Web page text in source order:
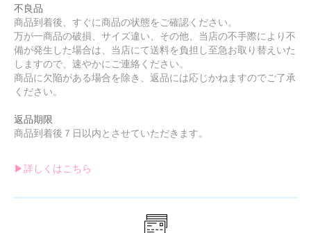
不良品
商品到着後、すぐに商品の状態をご確認ください。
万が一商品の破損、サイズ違い、その他、当店の不手際により不
備が発生した場合は、当店にて送料を負担し至急お取り替えいた
しますので、速やかにご連絡ください。
商品に欠陥がある場合を除き、返品には応じかねますのでご了承
ください。
返品期限
商品到着後７日以内とさせていただきます。
▶︎詳しくはこちら